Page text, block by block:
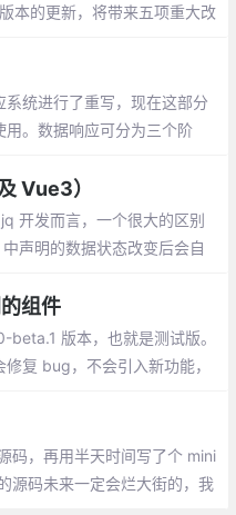
本的更新，将带来五项重大改
统进行了重写，现在这部分
。数据响应可分为三个阶
Vue3）
开发而言，一个很大的区别
声明的数据状态改变后会自
要随之修改。
组件
版本，也就是测试版。
复 bug，不会引入新功能，
码，再用半天时间写了个 mini
码未来一定会烂大街的，我